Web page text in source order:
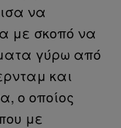
να
με σκοπό να
γύρω από
και
ο οποίος
με